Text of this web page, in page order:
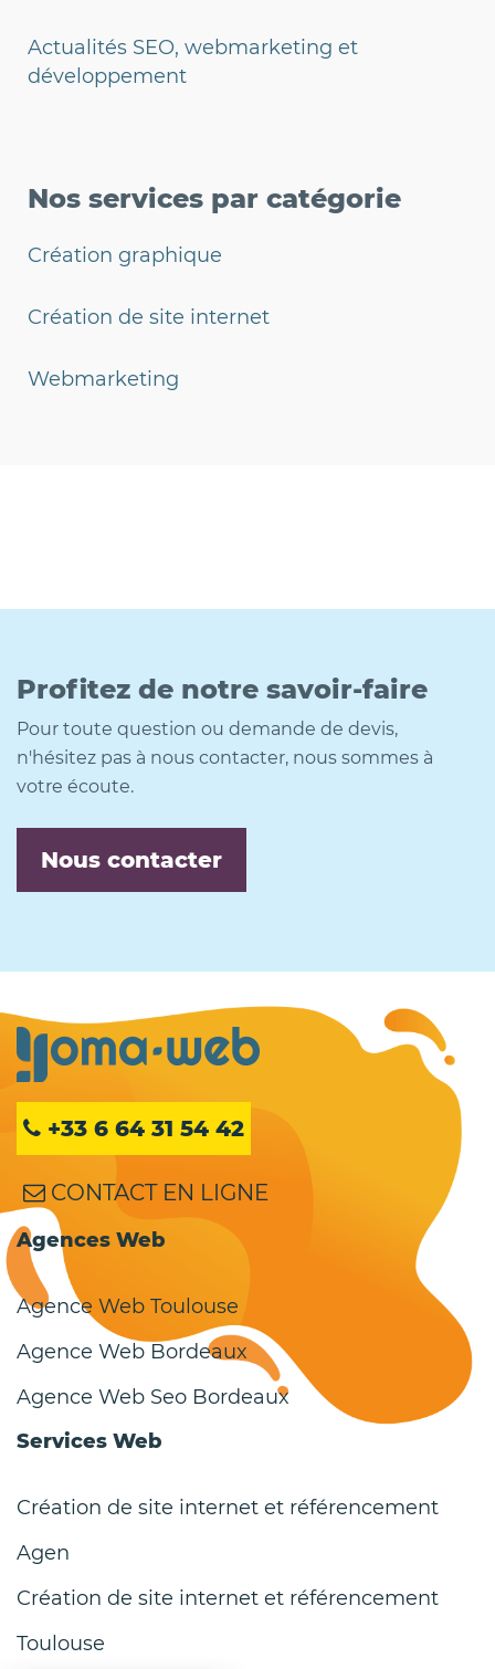
Actualités SEO, webmarketing et
développement
Nos services par catégorie
Création graphique
Création de site internet
Webmarketing
Profitez de notre savoir-faire
Pour toute question ou demande de devis,
n'hésitez pas à nous contacter, nous sommes à
votre écoute.
Nous contacter
+33 6 64 31 54 42
CONTACT EN LIGNE
Agences Web
Agence Web Toulouse
Agence Web Bordeaux
Agence Web Seo Bordeaux
Services Web
Création de site internet et référencement
Agen
Création de site internet et référencement
Toulouse